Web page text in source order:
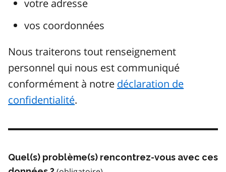
votre adresse
vos coordonnées
Nous traiterons tout renseignement
personnel qui nous est communiqué
conformément à notre déclaration de
confidentialité.
Quel(s) problème(s) rencontrez-vous avec ces